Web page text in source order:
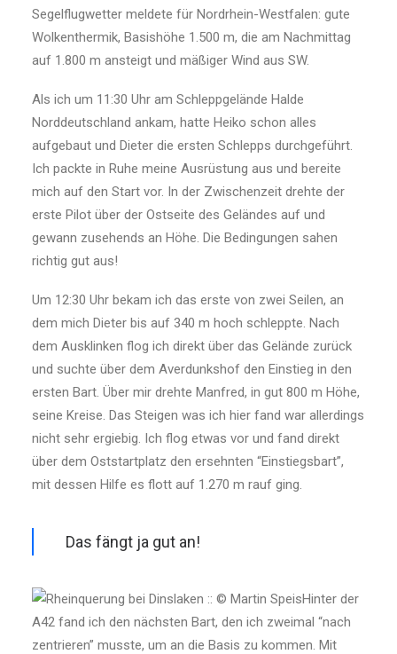
Segelflugwetter meldete für Nordrhein-Westfalen: gute
Wolkenthermik, Ba­sishöhe 1.500 m, die am Nachmittag
auf 1.800 m ansteigt und mäßiger Wind aus SW.
Als ich um 11:30 Uhr am Schleppgelände Halde
Norddeutschland ankam, hatte Heiko schon alles
aufgebaut und Dieter die ersten Schlepps durchgeführt.
Ich packte in Ruhe meine Ausrüstung aus und bereite
mich auf den Start vor. In der Zwischenzeit drehte der
erste Pilot über der Ostseite des Geländes auf und
gewann zusehends an Höhe. Die Bedingungen sahen
richtig gut aus!
Um 12:30 Uhr bekam ich das erste von zwei Seilen, an
dem mich Dieter bis auf 340 m hoch schleppte. Nach
dem Ausklinken flog ich direkt über das Gelände zurück
und suchte über dem Averdunkshof den Einstieg in den
ersten Bart. Über mir drehte Man­fred, in gut 800 m Höhe,
seine Kreise. Das Steigen was ich hier fand war allerdings
nicht sehr ergiebig. Ich flog etwas vor und fand direkt
über dem Oststartplatz den ersehnten “Einstiegsbart”,
mit dessen Hilfe es flott auf 1.270 m rauf ging.
Das fängt ja gut an!
Hinter der
A42 fand ich den nächsten Bart, den ich zweimal “nach
zentrieren” musste, um an die Basis zu kommen. Mit